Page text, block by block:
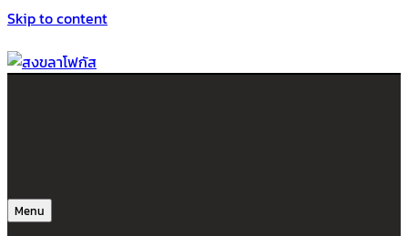
Skip to content
Menu